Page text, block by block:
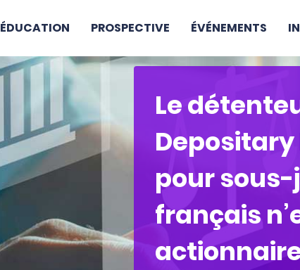
ÉDUCATION PROSPECTIVE ÉVÉNEMENTS
Le
pour
français